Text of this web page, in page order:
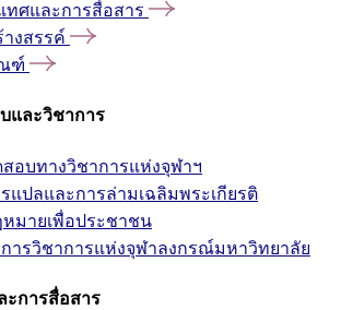
ทศและการสื่อสาร
งสรรค์
ฑ์
และวิชาการ
อบทางวิชาการแห่งจุฬาฯ
แปลและการล่ามเฉลิมพระเกียรติ
มายเพื่อประชาชน
ารวิชาการแห่งจุฬาลงกรณ์มหาวิทยาลัย
ะการสื่อสาร